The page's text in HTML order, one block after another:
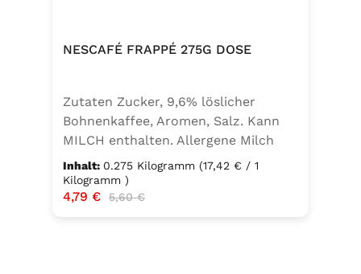
NESCAFÉ FRAPPÉ 275G DOSE
Zutaten Zucker, 9,6% löslicher
Bohnenkaffee, Aromen, Salz. Kann
MILCH enthalten. Allergene Milch
und daraus gewonnene Erzeugnisse
Inhalt: 0.275 Kilogramm (17,42 € / 1
Kilogramm )
Verkaufspreis:
4,79 € Regulärer Preis:
5,60 €